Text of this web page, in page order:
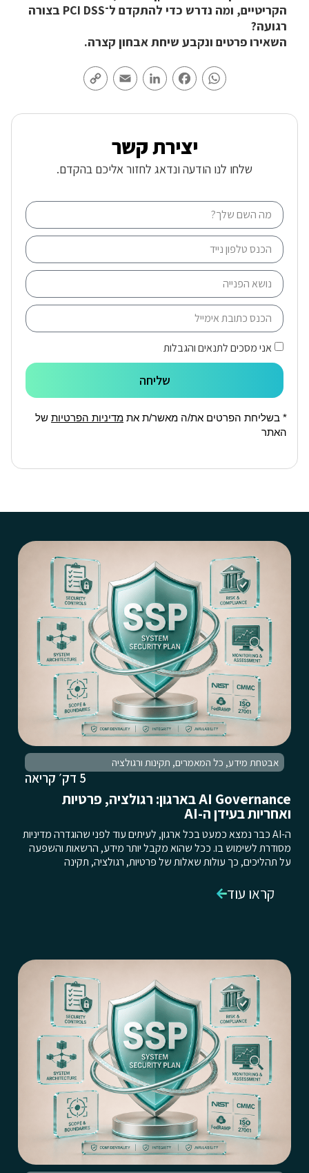
הקריטיים, ומה נדרש כדי להתקדם ל־PCI DSS בצורה
רגועה?
השאירו פרטים ונקבע שיחת אבחון קצרה.
WhatsApp
Facebook
LinkedIn
Email
יצירת קשר
שלחו לנו הודעה ונדאג לחזור אליכם בהקדם.
אני מסכים לתנאים והגבלות
שליחה
* בשליחת הפרטים את/ה מאשר/ת את מדיניות הפרטיות של
האתר
אבטחת מידע, כל המאמרים, תקינות ורגולציה
5 דק׳ קריאה
AI Governance בארגון: רגולציה, פרטיות
ואחריות בעידן ה-AI
ה-AI כבר נמצא כמעט בכל ארגון, לעיתים עוד לפני שהוגדרה מדיניות
מסודרת לשימוש בו. ככל שהוא מקבל יותר מידע, הרשאות והשפעה
על תהליכים, כך עולות שאלות של פרטיות, רגולציה, תקינה
קראו עוד